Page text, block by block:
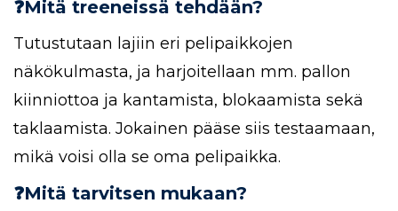
❓Mitä treeneissä tehdään?
Tutustutaan lajiin eri pelipaikkojen
näkökulmasta, ja harjoitellaan mm. pallon
kiinniottoa ja kantamista, blokaamista sekä
taklaamista. Jokainen pääse siis testaamaan,
mikä voisi olla se oma pelipaikka.
❓Mitä tarvitsen mukaan?